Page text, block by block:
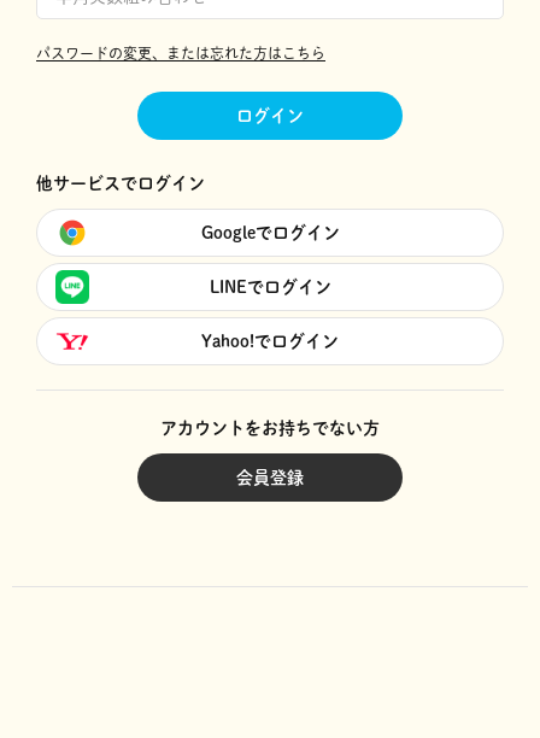
パスワードの変更、または忘れた方はこちら
ログイン
他サービスでログイン
Googleでログイン
LINEでログイン
Yahoo!でログイン
アカウントをお持ちでない方
会員登録